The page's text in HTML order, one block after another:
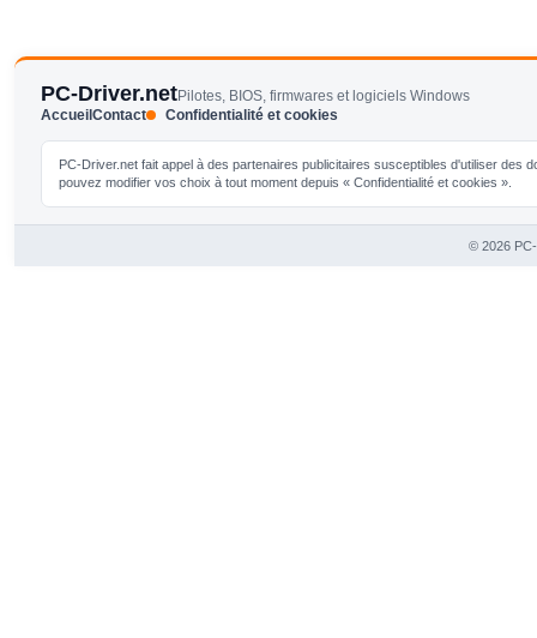
PC-Driver.netPilotes, BIOS, firmwares et logiciels Windows
AccueilContact Confidentialité et cookies
PC-Driver.net fait appel à des partenaires publicitaires susceptibles d'utiliser
pouvez modifier vos choix à tout moment depuis « Confidentialité et cookies ».
© 2026